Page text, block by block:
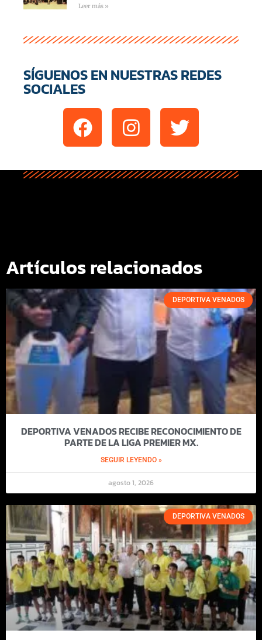
Leer más »
SÍGUENOS EN NUESTRAS REDES
SOCIALES
Artículos relacionados
DEPORTIVA VENADOS
DEPORTIVA VENADOS RECIBE RECONOCIMIENTO DE
PARTE DE LA LIGA PREMIER MX.
SEGUIR LEYENDO »
agosto 1, 2026
DEPORTIVA VENADOS